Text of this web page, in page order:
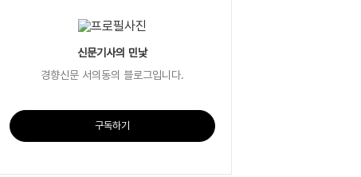
신문기사의 민낯
경향신문 서의동의 블로그입니다.
구독하기